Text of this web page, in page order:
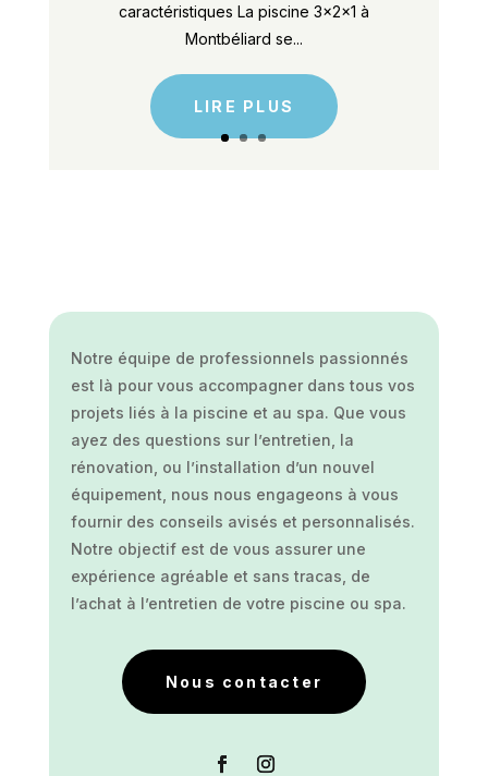
caractéristiques La piscine 3x2x1 à
Montbéliard se...
LIRE PLUS
Notre équipe de professionnels passionnés
est là pour vous accompagner dans tous vos
projets liés à la piscine et au spa. Que vous
ayez des questions sur l’entretien, la
rénovation, ou l’installation d’un nouvel
équipement, nous nous engageons à vous
fournir des conseils avisés et personnalisés.
Notre objectif est de vous assurer une
expérience agréable et sans tracas, de
l’achat à l’entretien de votre piscine ou spa.
Nous contacter